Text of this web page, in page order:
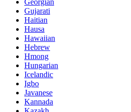
Georgian
Gujarati
Haitian
Hausa
Hawaiian
Hebrew
Hmong
Hungarian
Icelandic
Igbo
Javanese
Kannada